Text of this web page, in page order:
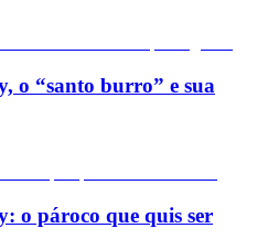
o “santo burro” e sua
o pároco que quis ser